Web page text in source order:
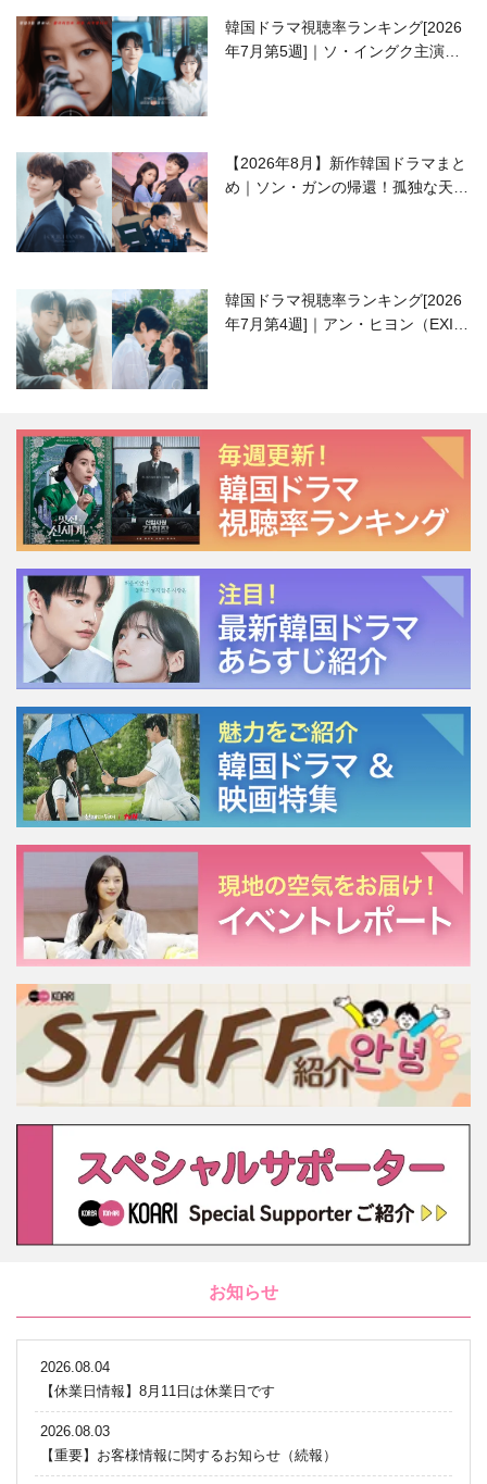
韓国ドラマ視聴率ランキング[2026
年7月第5週]｜ソ・イングク主演の
【2026年8月】新作韓国ドラマまと
め｜ソン・ガンの帰還！孤独な天才
韓国ドラマ視聴率ランキング[2026
年7月第4週]｜アン・ヒヨン（EXID
お知らせ
2026.08.04
【休業日情報】8月11日は休業日です
2026.08.03
【重要】お客様情報に関するお知らせ（続報）